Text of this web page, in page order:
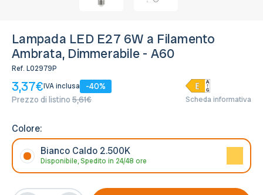
Lampada LED E27 6W a Filamento
Ambrata, Dimmerabile - A60
Ref. L02979P
3,37€IVA inclusa
-40%
Prezzo di listino 5,61€ Scheda informativa
Colore:
Bianco Caldo 2.500K
Disponibile, Spedito in 24/48 ore